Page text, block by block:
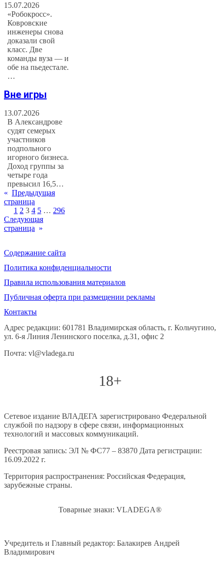
15.07.2026
«Робокросс».
Ковровские
инженеры снова
доказали свой
класс. Две
команды вуза — и
обе на пьедестале.
…
Вне игры
13.07.2026
В Александрове
судят семерых
участников
подпольного
игорного бизнеса.
Доход группы за
четыре года
превысил 16,5…
« Предыдущая
страница
1 2 3 4 5 … 296
Следующая
страница »
Содержание сайта
Политика конфиденциальности
Правила использования материалов
Публичная оферта при размещении рекламы
Контакты
Адрес редакции: 601781 Владимирская область, г. Кольчугино,
ул. 6-я Линия Ленинского поселка, д.31, офис 2
Почта: vl@vladega.ru
18+
Сетевое издание ВЛАДЕГА зарегистрировано Федеральной
службой по надзору в сфере связи, информационных
технологий и массовых коммуникаций.
Реестровая запись: ЭЛ № ФС77 – 83870 Дата регистрации:
16.09.2022 г.
Территория распространения: Российская Федерация,
зарубежные страны.
Товарные знаки: VLADEGA®
Учредитель и Главный редактор: Балакирев Андрей
Владимирович